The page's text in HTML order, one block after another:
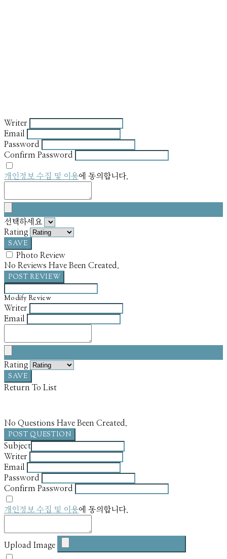
Writer
Email
Password
Confirm Password
개인정보 수집 및 이용에 동의합니다.
선택하세요
Rating
SAVE
Photo Review
No Reviews Have Been Created.
POST REVIEW
Modify Review
Writer
Email
Rating
SAVE
Return To List
No Questions Have Been Created.
POST QUESTION
Subject
Writer
Email
Password
Confirm Password
개인정보 수집 및 이용에 동의합니다.
Upload Image